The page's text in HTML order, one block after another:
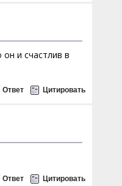
и счастлив в
Ответ Цитировать
Ответ Цитировать